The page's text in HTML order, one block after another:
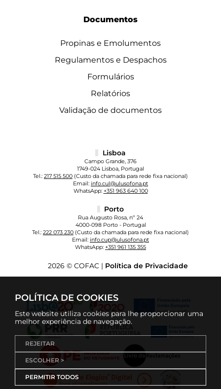
POLÍTICA DE COOKIES
Este website utiliza cookies para lhe proporcionar uma
melhor experiência de navegação.
REJEITAR
ESCOLHER >
PERMITIR TODOS
Documentos
Propinas e Emolumentos
Regulamentos e Despachos
Formulários
Relatórios
Validação de documentos
Lisboa
Campo Grande, 376
1749-024 Lisboa, Portugal
Tel.: 217 515 500 (Custo da chamada para rede fixa nacional)
Email: info.cul@ulusofona.pt
WhatsApp: +351 963 640 100
Porto
Rua Augusto Rosa, nº 24
4000-098 Porto - Portugal
Tel.: 222 073 230 (Custo da chamada para rede fixa nacional)
Email: info.cup@ulusofona.pt
WhatsApp: +351 961 135 355
2026 © COFAC | Política de Privacidade